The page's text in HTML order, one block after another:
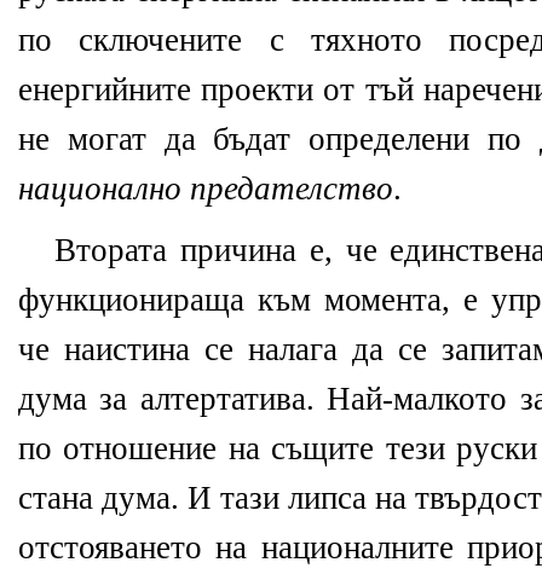
по сключените с тяхното
енергийните проекти от тъй
не могат да бъдат определени по
национално предателство.
Втората причина е, че
функционираща към момента, е
че наистина се налага да се
дума за алтертатива. Най-малкото
по отношение на същите тези
стана дума. И тази липса на
отстояването на националните